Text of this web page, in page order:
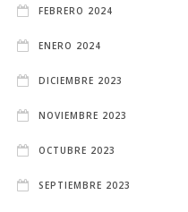
FEBRERO 2024
ENERO 2024
DICIEMBRE 2023
NOVIEMBRE 2023
OCTUBRE 2023
SEPTIEMBRE 2023